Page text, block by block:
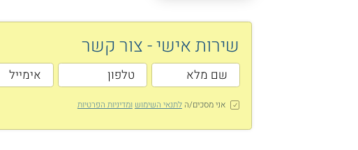
שירות אישי - צור קשר
אני מסכים/הלתנאי השימוש ומדיניות הפרטיות